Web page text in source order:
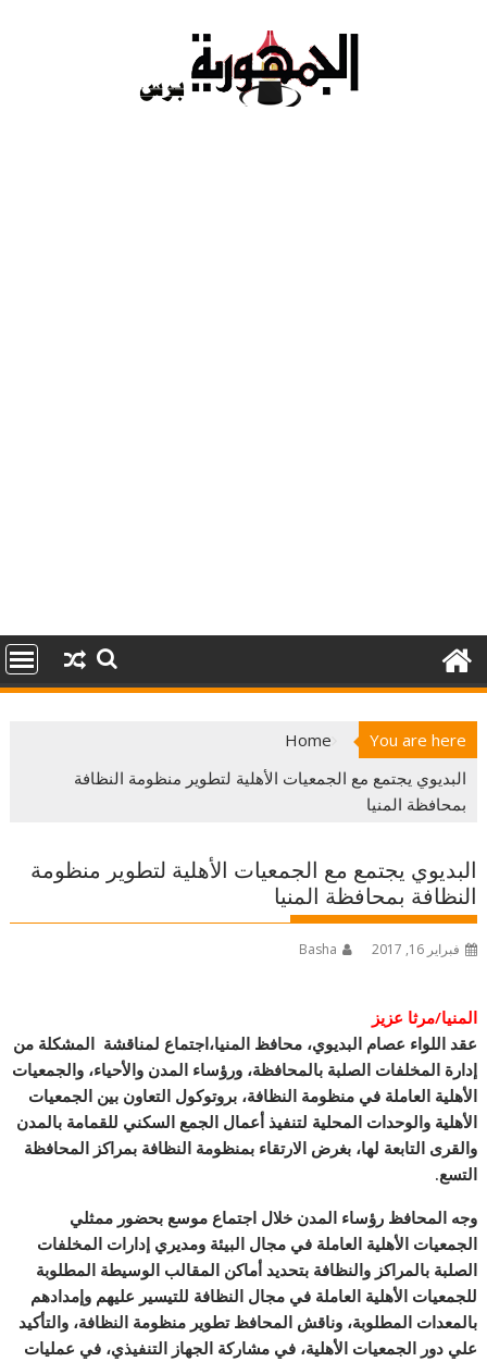
You are here
Home
البديوي يجتمع مع الجمعيات الأهلية لتطوير منظومة النظافة
بمحافظة المنيا
البديوي يجتمع مع الجمعيات الأهلية لتطوير منظومة
النظافة بمحافظة المنيا
فبراير 16, 2017 Basha
المنيا/مرثا عزيز
عقد اللواء عصام البديوي، محافظ المنيا،اجتماع لمناقشة المشكلة من
إدارة المخلفات الصلبة بالمحافظة، ورؤساء المدن والأحياء، والجمعيات
الأهلية العاملة في منظومة النظافة، بروتوكول التعاون بين الجمعيات
الأهلية والوحدات المحلية لتنفيذ أعمال الجمع السكني للقمامة بالمدن
والقرى التابعة لها، بغرض الارتقاء بمنظومة النظافة بمراكز المحافظة
التسع.
وجه المحافظ رؤساء المدن خلال اجتماع موسع بحضور ممثلي
الجمعيات الأهلية العاملة في مجال البيئة ومديري إدارات المخلفات
الصلبة بالمراكز والنظافة بتحديد أماكن المقالب الوسيطة المطلوبة
للجمعيات الأهلية العاملة في مجال النظافة للتيسير عليهم وإمدادهم
بالمعدات المطلوبة، وناقش المحافظ تطوير منظومة النظافة، والتأكيد
علي دور الجمعيات الأهلية، في مشاركة الجهاز التنفيذي، في عمليات